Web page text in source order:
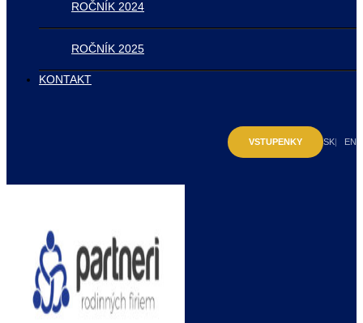
ROČNÍK 2024
ROČNÍK 2025
KONTAKT
VSTUPENKY SK EN